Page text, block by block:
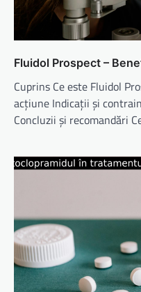
Fluidol Prospect –
Cuprins Ce este Fluidol
acțiune Indicații și
Concluzii și recomandări